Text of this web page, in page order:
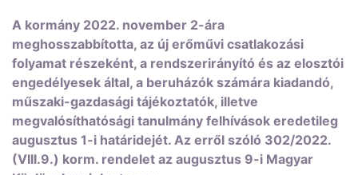
A kormány 2022. november 2-ára
meghosszabbította, az új erőművi csatlakozási
folyamat részeként, a rendszerirányító és az elosztói
engedélyesek által, a beruházók számára kiadandó,
műszaki-gazdasági tájékoztatók, illetve
megvalósíthatósági tanulmány felhívások eredetileg
augusztus 1-i határidejét. Az erről szóló 302/2022.
(VIII.9.) korm. rendelet az augusztus 9-i Magyar